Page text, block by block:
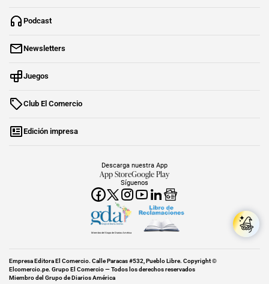
Podcast
Newsletters
Juegos
Club El Comercio
Edición impresa
Síguenos
Descarga nuestra App
App StoreGoogle Play
Miembro del Grupo de Diarios América
Empresa Editora El Comercio. Calle Paracas #532, Pueblo Libre. Copyright ©
Elcomercio.pe. Grupo El Comercio — Todos los derechos reservados
Miembro del Grupo de Diarios América